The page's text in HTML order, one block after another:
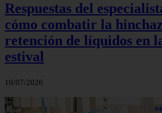
Respuestas del
cómo combatir la
retención de líquidos en
estival
10/07/2026